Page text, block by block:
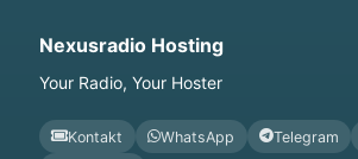
Nexusradio Hosting
Your Radio, Your Hoster
Kontakt WhatsApp Telegram